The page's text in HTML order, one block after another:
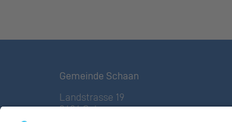
Gemeinde Schaan
Landstrasse 19
9494 Schaan